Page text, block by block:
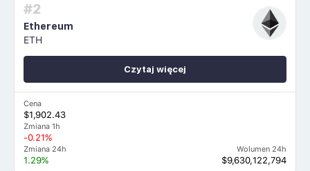
#2
Ethereum
ETH
Cena
$1,902.43
Zmiana 1h
-0.21%
Zmiana 24h
1.29%
Wolumen 24h
$9,630,122,794
Czytaj więcej